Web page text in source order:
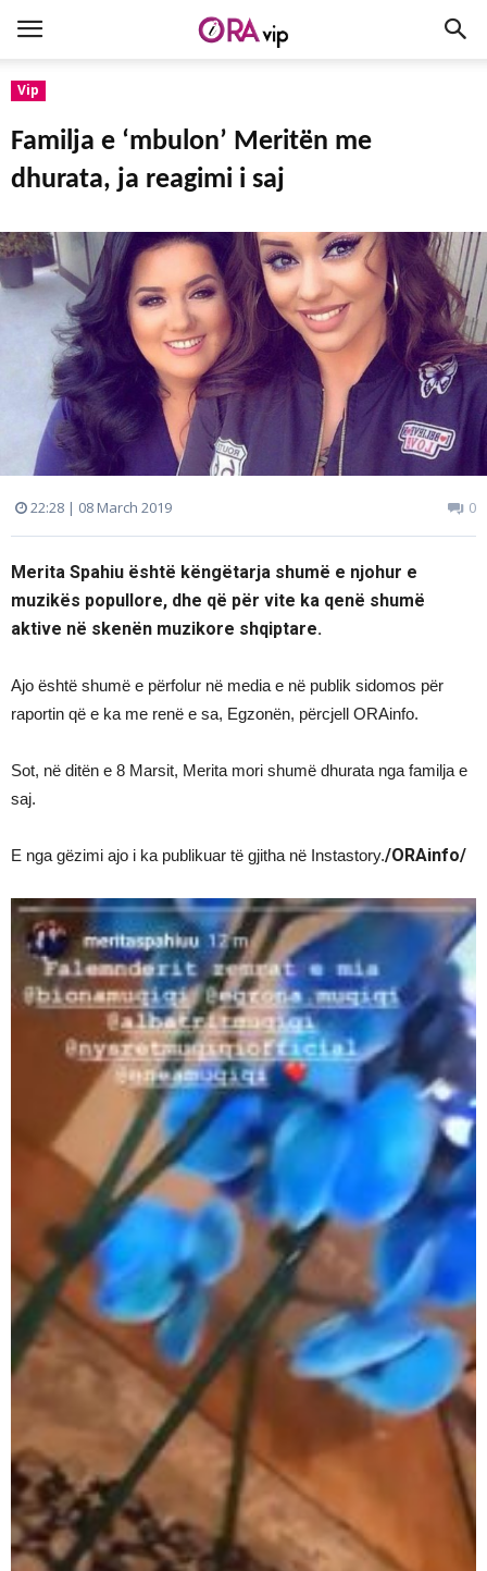
Vip
Familja e ‘mbulon’ Meritën me
dhurata, ja reagimi i saj
22:28 | 08 March 2019 0
Merita Spahiu është këngëtarja shumë e njohur e
muzikës popullore, dhe që për vite ka qenë shumë
aktive në skenën muzikore shqiptare.
Ajo është shumë e përfolur në media e në publik sidomos për
raportin që e ka me renë e sa, Egzonën, përcjell ORAinfo.
Sot, në ditën e 8 Marsit, Merita mori shumë dhurata nga familja e
saj.
E nga gëzimi ajo i ka publikuar të gjitha në Instastory./ORAinfo/